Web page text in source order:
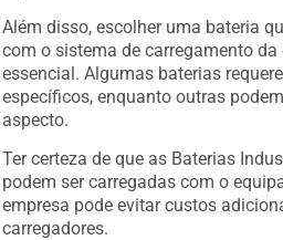
Além disso, escolher uma bateria
com o sistema de carregamento
essencial. Algumas baterias
específicos, enquanto outras
aspecto.
Ter certeza de que as Baterias
podem ser carregadas com o
empresa pode evitar custos
carregadores.